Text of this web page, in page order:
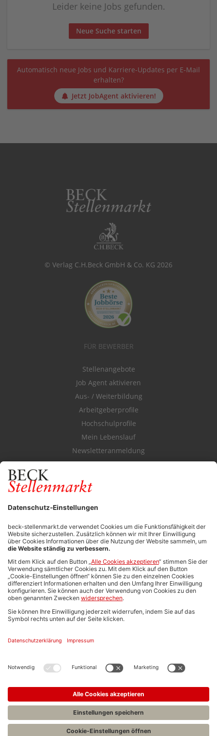
Leider keine Jobs gefunden.
Neue Suche starten
Automatisch neue Jobs und Karriere-Updates per E-Mail
erhalten?
Jetzt JobAgent aktivieren!
© Verlag C.H.Beck GmbH & Co. KG 2026
FÜR BEWERBER
Stellenangebote
Job Agent aktivieren
Aus- / Weiterbildung
Arbeitgeberprofile
Hochschulprofile
Mein Lebenslauf
Newsletteranmeldung
Durchsuchen Sie den Stellenkatalog
FÜR ARBEITGEBER
Stellenmarktpreise
Anzeigen-AGB
Media-Daten
Newsletteranmeldung
Produktübersicht
ALLGEMEIN
FAQs
Impressum
Stellenangebote C.H.BECK